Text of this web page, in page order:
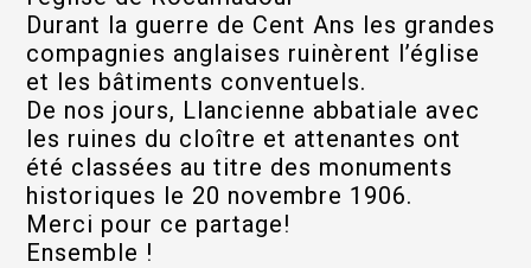
Durant la guerre de Cent Ans les grandes
compagnies anglaises ruinèrent l’église
et les bâtiments conventuels.
De nos jours, Llancienne abbatiale avec
les ruines du cloître et attenantes ont
été classées au titre des monuments
historiques le 20 novembre 1906.
Merci pour ce partage!
Ensemble !